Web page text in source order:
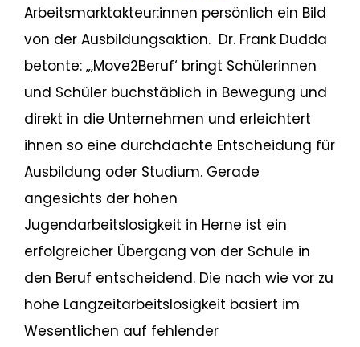
Arbeitsmarktakteur:innen persönlich ein Bild
von der Ausbildungsaktion. Dr. Frank Dudda
betonte: „‚Move2Beruf‘ bringt Schülerinnen
und Schüler buchstäblich in Bewegung und
direkt in die Unternehmen und erleichtert
ihnen so eine durchdachte Entscheidung für
Ausbildung oder Studium. Gerade
angesichts der hohen
Jugendarbeitslosigkeit in Herne ist ein
erfolgreicher Übergang von der Schule in
den Beruf entscheidend. Die nach wie vor zu
hohe Langzeitarbeitslosigkeit basiert im
Wesentlichen auf fehlender